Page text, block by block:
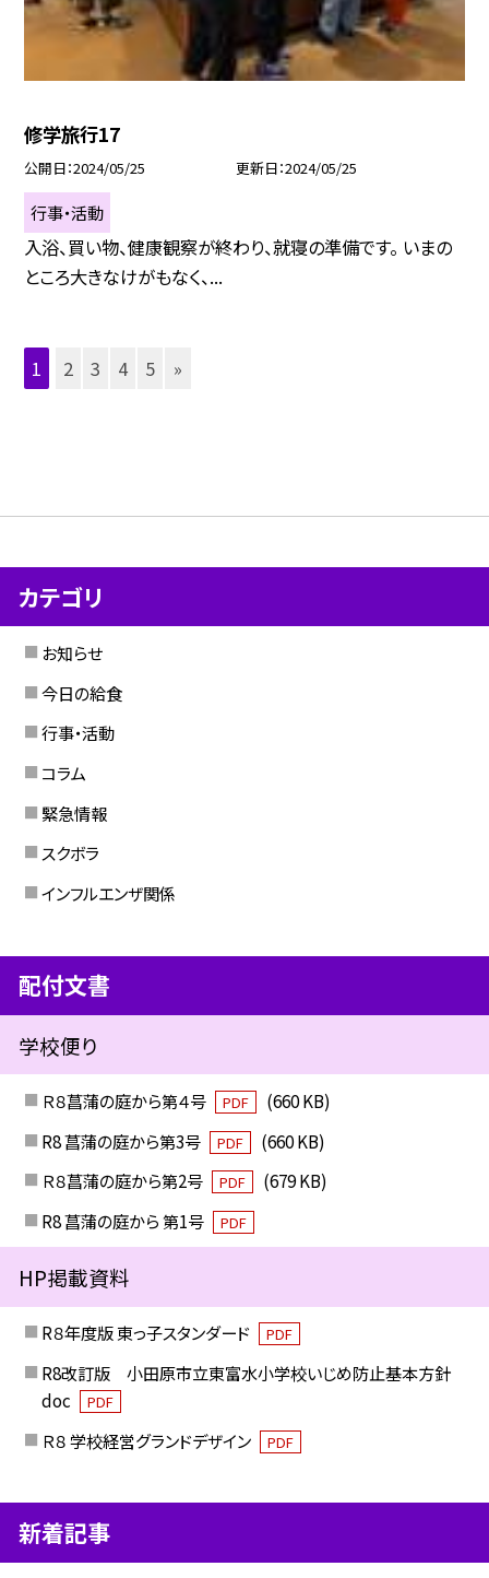
修学旅行17
公開日 2024/05/25 更新日 2024/05/25
行事・活動
入浴、買い物、健康観察が終わり、就寝の準備です。 いまの
ところ大きなけがもなく、...
1 2 3 4 5 »
カテゴリ
お知らせ
今日の給食
行事・活動
コラム
緊急情報
スクボラ
インフルエンザ関係
配付文書
学校便り
Ｒ８菖蒲の庭から第４号 PDF
(660 KB)
R8 菖蒲の庭から第3号
PDF
(660 KB)
Ｒ８菖蒲の庭から第2号
PDF
(679 KB)
R8 菖蒲の庭から 第1号
PDF
HP掲載資料
R８年度版 東っ子スタンダード PDF
R8改訂版 小田原市立東富水小学校いじめ防止基本方針
doc
PDF
Ｒ８ 学校経営グランドデザイン PDF
新着記事